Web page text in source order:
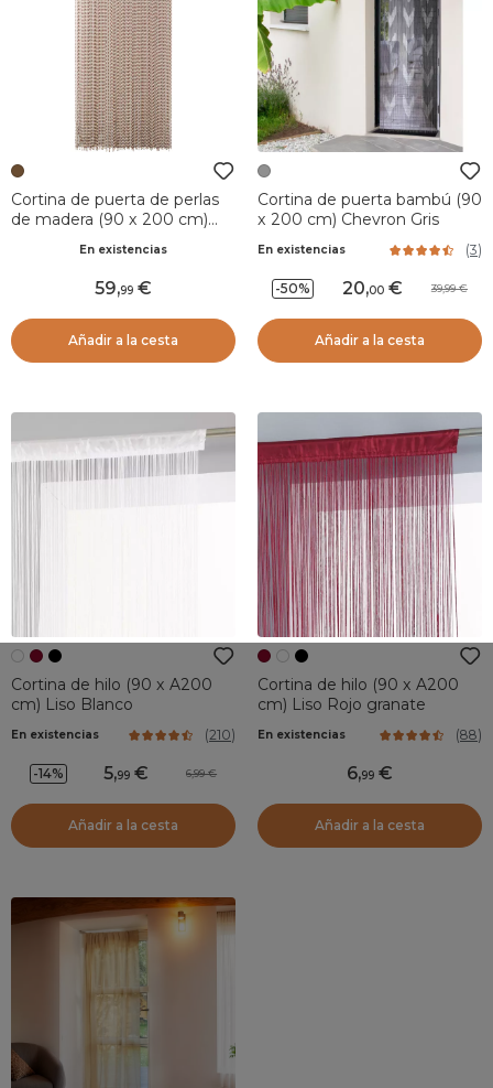
Cortina de puerta de perlas
de madera (90 x 200 cm)
En existencias
59,99
Añadir a la cesta
Cortina de puerta bambú (90
x 200 cm) Chevron Gris
En existencias (3)
-50% 20,00 39,99
Añadir a la cesta
Cortina de hilo (90 x A200
cm) Liso Blanco
En existencias (210)
-14% 5,99 6,99
Añadir a la cesta
Cortina de hilo (90 x A200
cm) Liso Rojo granate
En existencias (88)
6,99
Añadir a la cesta